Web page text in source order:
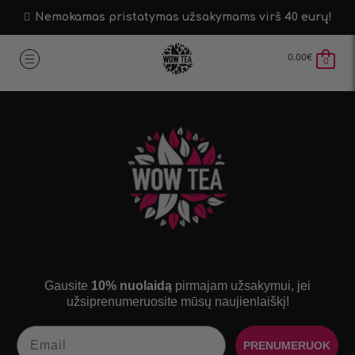
Nemokamas pristatymas užsakymams virš 40 eurų!
0.00€ 0
Gausite 10% nuolaidą pirmajam užsakymui, jei
užsiprenumeruosite mūsų naujienlaiškį!
Email
PRENUMERUOK